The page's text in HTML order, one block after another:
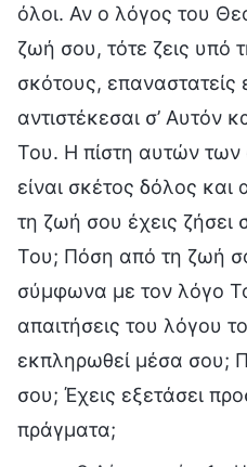
όλοι. Αν ο λόγος του
ζωή σου, τότε ζεις υπό
σκότους, επαναστατείς
αντιστέκεσαι σ’ Αυτόν
Του. Η πίστη αυτών
είναι σκέτος δόλος
τη ζωή σου έχεις
Του; Πόση από τη ζωή
σύμφωνα με τον λόγο
απαιτήσεις του λόγου
εκπληρωθεί μέσα σου;
σου; Έχεις εξετάσει
πράγματα;